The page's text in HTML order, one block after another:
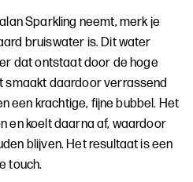
Sparkling neemt, merk je
bruiswater is. Dit water
dat ontstaat door de hoge
smaakt daardoor verrassend
een krachtige, fijne bubbel. Het
en koelt daarna af, waardoor
blijven. Het resultaat is een
touch.